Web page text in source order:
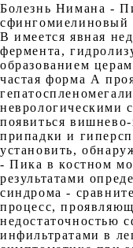
Болезнь Нимана -
сфингомиелиновый
В имеется явная
фермента,
образованием
частая форма А
неврологическими
появиться
припадки и
установить,
- Пика в костном
результатами
синдрома -
процесс,
недостаточностью
инфильтратами в